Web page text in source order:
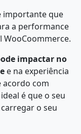
importante que
a performance
WooCoommerce.
impactar no
e na experiência
acordo com
é que o seu
o seu